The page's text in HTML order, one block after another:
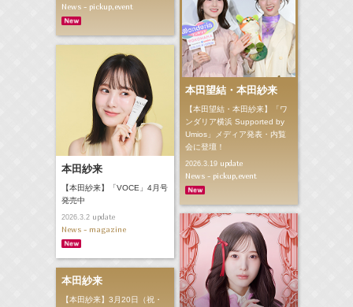
News - pickup,event
本田望結・本田紗来
【本田望結・本田紗来】「ワ
ンダリア横浜 Supported by
Umios」メディア発表・内覧
会に登壇！
2026.3.19update
News - pickup,event
本田紗来
【本田紗来】「VOCE」4月号
発売中
2026.3.2update
News - magazine
本田紗来
【本田紗来】3月20日（祝・